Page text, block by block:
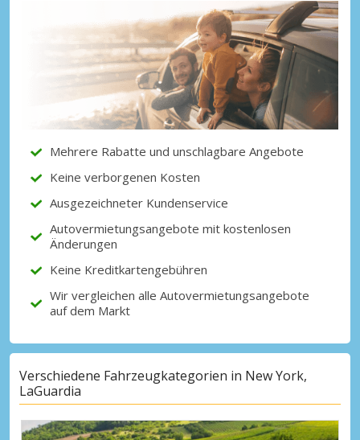
Top-Ersparnisses
Erhalten Sie Zugang zu exklusiven
Partnerangeboten
Mit eLink anmelden
Mehrere Rabatte und unschlagbare Angebote
Keine verborgenen Kosten
Ausgezeichneter Kundenservice
Autovermietungsangebote mit kostenlosen
Änderungen
Keine Kreditkartengebühren
Wir vergleichen alle Autovermietungsangebote
auf dem Markt
Verschiedene Fahrzeugkategorien in New York,
LaGuardia